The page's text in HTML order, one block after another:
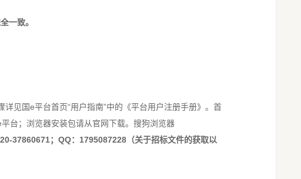
一致。
见国e平台首页“用户指南”中的《平台用户注册手册》。首
台；浏览器安装包请从官网下载。搜狗浏览器
37860671；QQ：1795087228（关于招标文件的获取以